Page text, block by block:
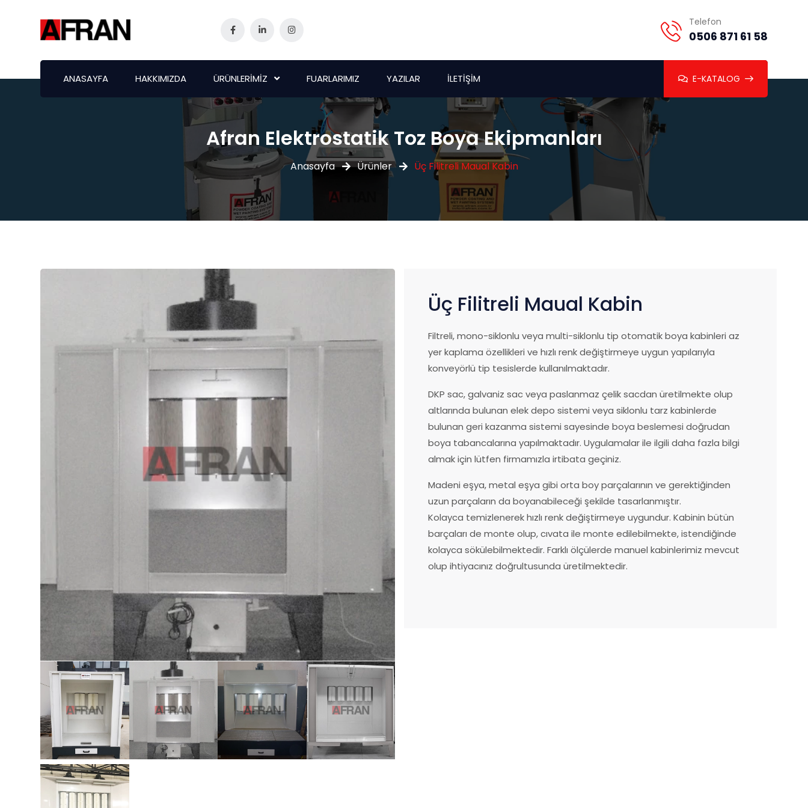
Telefon
0506 871 61 58
ANASAYFA HAKKIMIZDA ÜRÜNLERİMİZ FUARLARIMIZ YAZILAR İLETİŞİM E-KATALOG
Afran Elektrostatik Toz Boya Ekipmanları
Anasayfa Ürünler Üç Filitreli Maual Kabin
Üç Filitreli Maual Kabin
Filtreli, mono-siklonlu veya multi-siklonlu tip otomatik boya kabinleri az
yer kaplama özellikleri ve hızlı renk değiştirmeye uygun yapılarıyla
konveyörlü tip tesislerde kullanılmaktadır.
DKP sac, galvaniz sac veya paslanmaz çelik sacdan üretilmekte olup
altlarında bulunan elek depo sistemi veya siklonlu tarz kabinlerde
bulunan geri kazanma sistemi sayesinde boya beslemesi doğrudan
boya tabancalarına yapılmaktadır. Uygulamalar ile ilgili daha fazla bilgi
almak için lütfen firmamızla irtibata geçiniz.
Madeni eşya, metal eşya gibi orta boy parçalarının ve gerektiğinden
uzun parçaların da boyanabileceği şekilde tasarlanmıştır.
Kolayca temizlenerek hızlı renk değiştirmeye uygundur. Kabinin bütün
barçaları de monte olup, cıvata ile monte edilebilmekte, istendiğinde
kolayca sökülebilmektedir. Farklı ölçülerde manuel kabinlerimiz mevcut
olup ihtiyacınız doğrultusunda üretilmektedir.